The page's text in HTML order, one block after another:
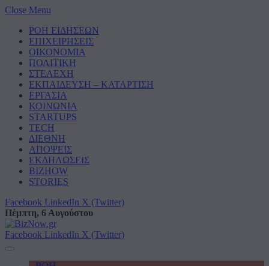
Close Menu
ΡΟΗ ΕΙΔΗΣΕΩΝ
ΕΠΙΧΕΙΡΗΣΕΙΣ
ΟΙΚΟΝΟΜΙΑ
ΠΟΛΙΤΙΚΗ
ΣΤΕΛΕΧΗ
ΕΚΠΑΙΔΕΥΣΗ – ΚΑΤΑΡΤΙΣΗ
ΕΡΓΑΣΙΑ
ΚΟΙΝΩΝΙΑ
STARTUPS
TECH
ΔΙΕΘΝΗ
ΑΠΟΨΕΙΣ
ΕΚΔΗΛΩΣΕΙΣ
BIZHOW
STORIES
Facebook LinkedIn X (Twitter)
Πέμπτη, 6 Αυγούστου
Facebook LinkedIn X (Twitter)